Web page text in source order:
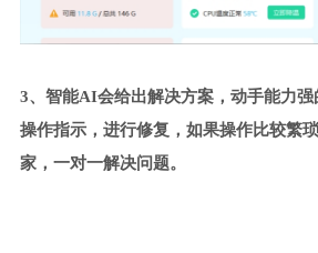
3、智能AI会给出解决方案，动手能力
操作指示，进行修复，如果操作比较繁
家，一对一解决问题。